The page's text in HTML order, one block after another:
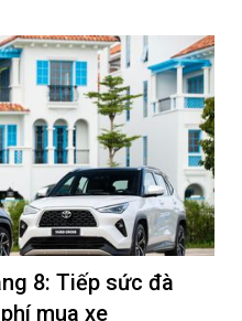
8: Tiếp sức đà
mua xe